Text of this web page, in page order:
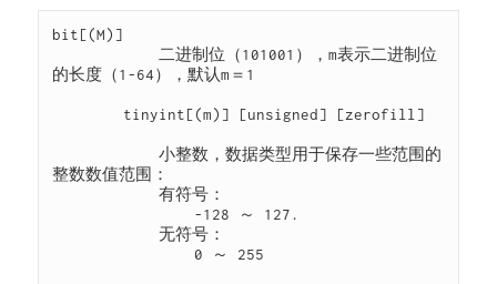
bit[(M)]
的长度（1-64），默认m＝1
            小整数，数据类型用于保存一些范围的
整数数值范围：
            有符号：
            无符号：
                0 ～ 255